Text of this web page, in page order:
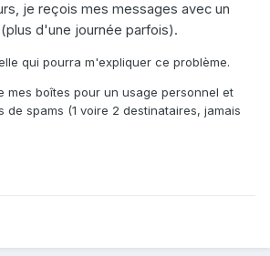
je reçois mes messages avec un
d'une journée parfois).
qui pourra m'expliquer ce problème.
mes boîtes pour un usage personnel et
de spams (1 voire 2 destinataires, jamais